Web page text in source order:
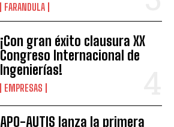
FARANDULA
¡Con gran éxito clausura XX
Congreso Internacional de
Ingenierías!
EMPRESAS
APO-AUTIS lanza la primera